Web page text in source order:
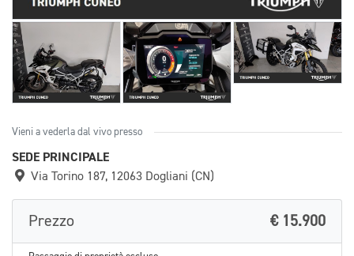
Vieni a vederla dal vivo presso
SEDE PRINCIPALE
Via Torino 187, 12063 Dogliani (CN)
Prezzo € 15.900